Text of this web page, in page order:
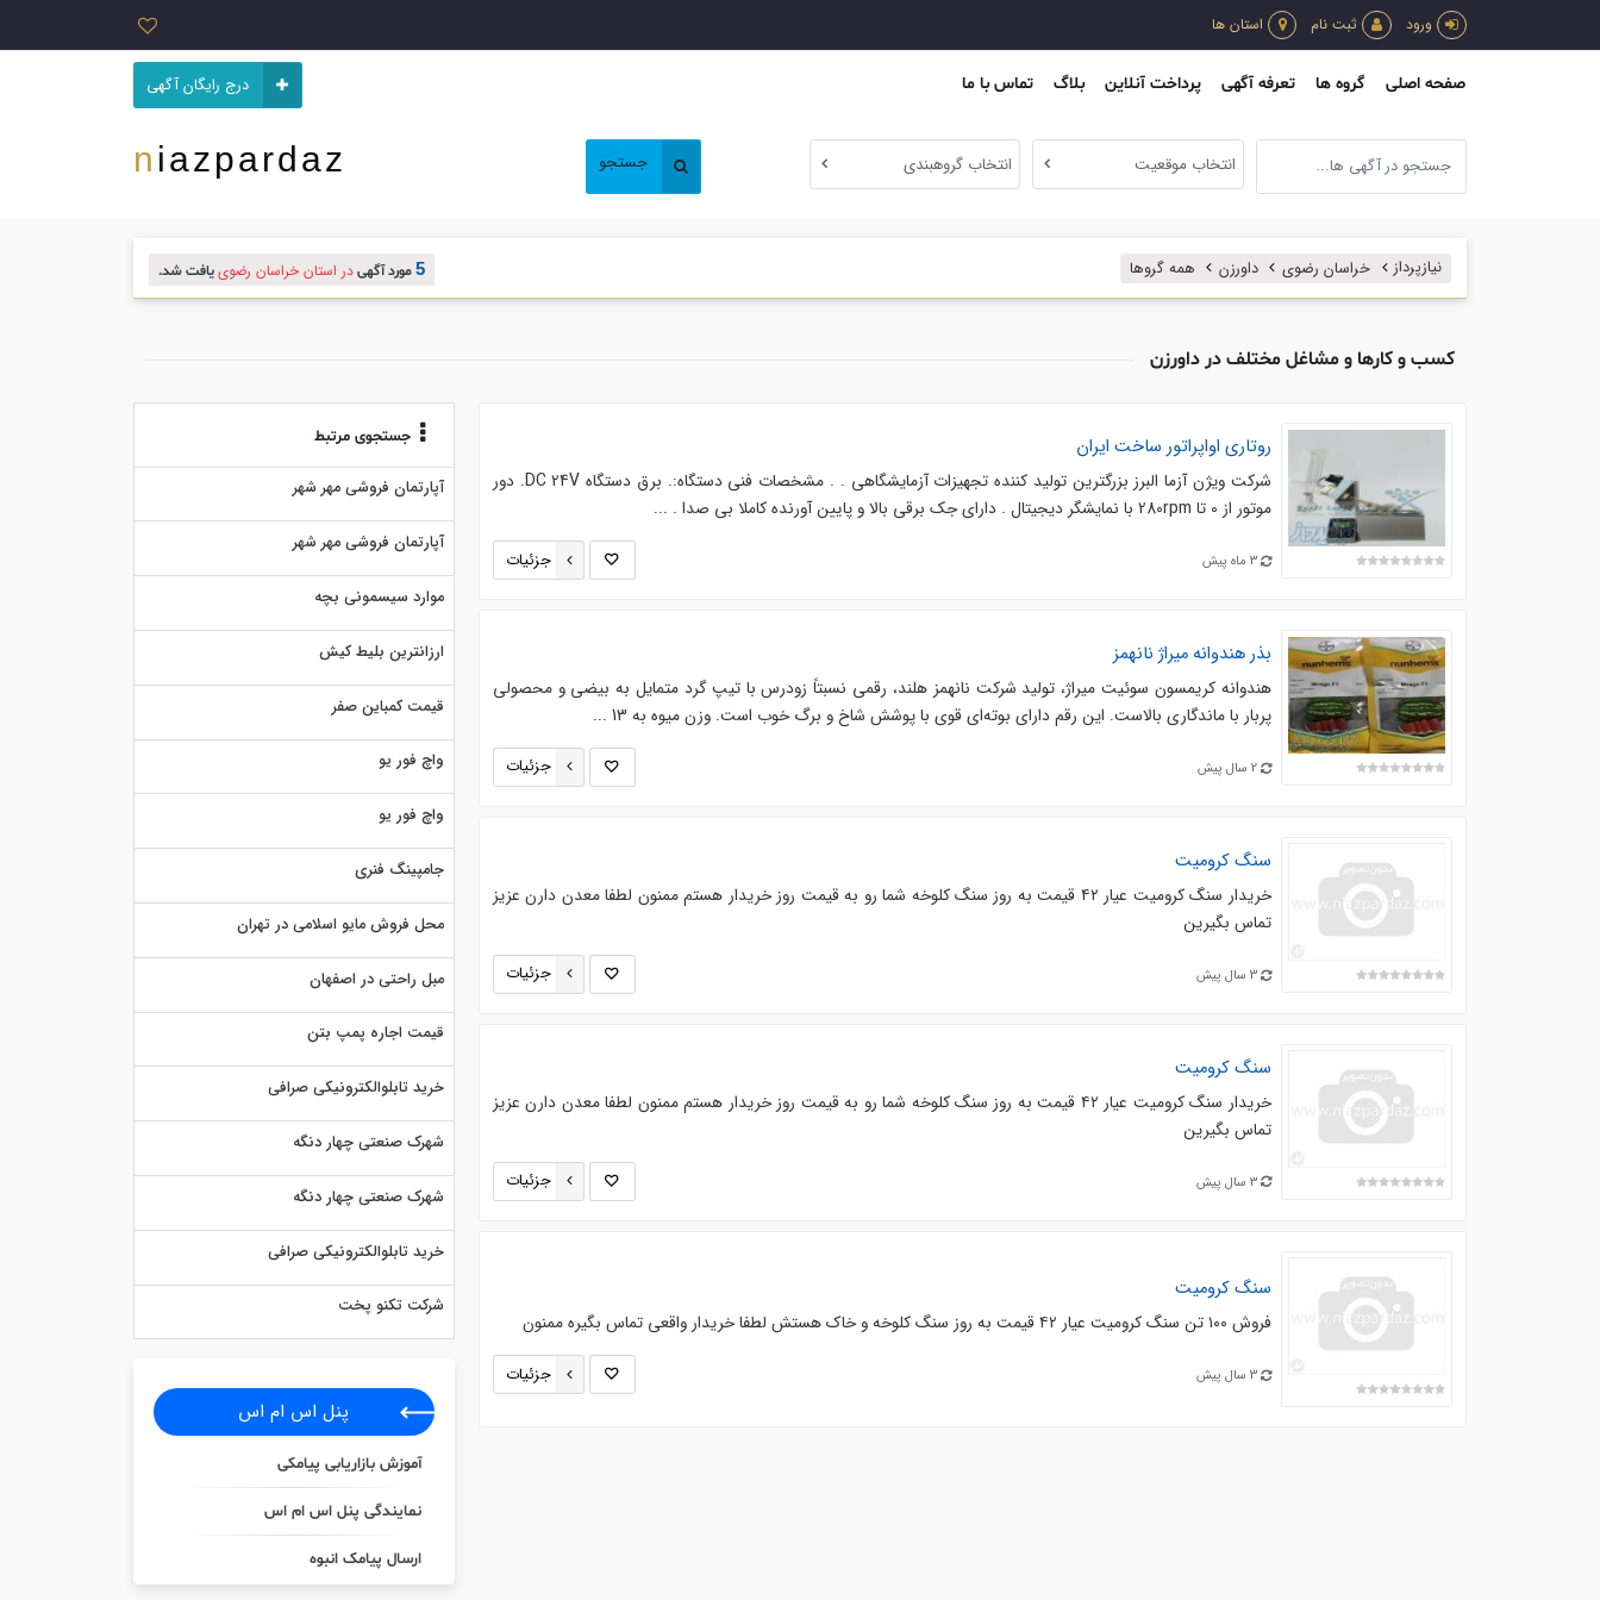
ورود ثبت نام استان ها
درج رایگان آگهی صفحه اصلی گروه ها تعرفه آگهی پرداخت آنلاین بلاگ تماس با ما
انتخاب موقعیت انتخاب گروهبندی جستجو niazpardaz
نیازپرداز خراسان رضوی داورزن همه گروها 5مورد آگهیدر استان خراسان رضوییافت شد.
کسب و کارها و مشاغل مختلف در داورزن
روتاری اواپراتور ساخت ایران
شرکت ویژن آزما البرز بزرگترین تولید کننده تجهیزات آزمایشگاهی . . مشخصات فنی دستگاه:. برق دستگاه DC 24V. دور
موتور از 0 تا 280rpm با نمایشگر دیجیتال . دارای جک برقی بالا و پایین آورنده کاملا بی صدا . ...
3 ماه پیش جزئیات
بذر هندوانه میراژ نانهمز
هندوانه کریمسون سوئیت میراژ، تولید شرکت نانهمز هلند، رقمی نسبتاً زودرس با تیپ گرد متمایل به بیضی و محصولی
پربار با ماندگاری بالاست. این رقم دارای بوته‌ای قوی با پوشش شاخ و برگ خوب است. وزن میوه به 13 ...
2 سال پیش جزئیات
سنگ کرومیت
خریدار سنگ کرومیت عیار ۴۲ قیمت به روز سنگ کلوخه شما رو به قیمت روز خریدار هستم ممنون لطفا معدن دارن عزیز
تماس بگیرین
3 سال پیش جزئیات
سنگ کرومیت
خریدار سنگ کرومیت عیار ۴۲ قیمت به روز سنگ کلوخه شما رو به قیمت روز خریدار هستم ممنون لطفا معدن دارن عزیز
تماس بگیرین
3 سال پیش جزئیات
سنگ کرومیت
فروش ۱۰۰ تن سنگ کرومیت عیار ۴۲ قیمت به روز سنگ کلوخه و خاک هستش لطفا خریدار واقعی تماس بگیره ممنون
3 سال پیش جزئیات
جستجوی مرتبط
آپارتمان فروشی مهر شهر
آپارتمان فروشی مهر شهر
موارد سیسمونی بچه
ارزانترین بلیط کیش
قیمت کمباین صفر
واچ فور یو
واچ فور یو
جامپینگ فنری
محل فروش مایو اسلامی در تهران
مبل راحتی در اصفهان
قیمت اجاره پمپ بتن
خرید تابلوالکترونیکی صرافی
شهرک صنعتی چهار دنگه
شهرک صنعتی چهار دنگه
خرید تابلوالکترونیکی صرافی
شرکت تکنو پخت
پنل اس ام اس
آموزش بازاریابی پیامکی
نمایندگی پنل اس ام اس
ارسال پیامک انبوه